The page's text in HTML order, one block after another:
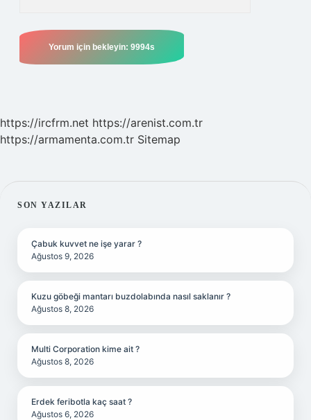
https://ircfrm.net https://arenist.com.tr
https://armamenta.com.tr Sitemap
SIDEBAR
SON YAZILAR
Çabuk kuvvet ne işe yarar ?
Ağustos 9, 2026
Kuzu göbeği mantarı buzdolabında nasıl saklanır ?
Ağustos 8, 2026
Multi Corporation kime ait ?
Ağustos 8, 2026
Erdek feribotla kaç saat ?
Ağustos 6, 2026